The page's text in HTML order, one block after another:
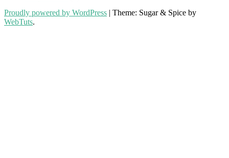
Proudly powered by WordPress | Theme: Sugar & Spice by
WebTuts.